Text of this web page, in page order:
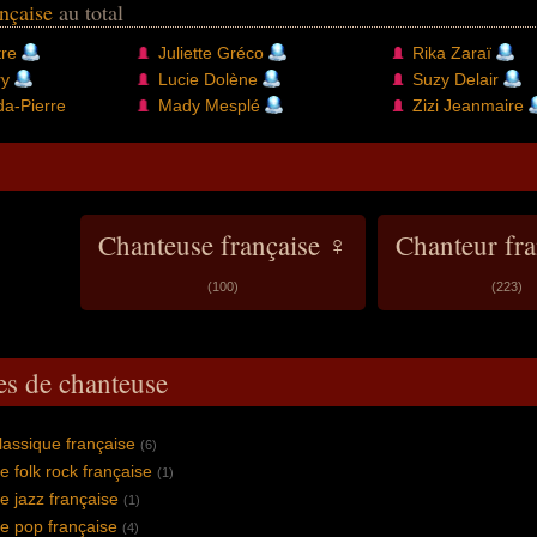
au total
Pierre
Juliette Gréco
Lucie Dolène
Mady Mesplé
Rika Zaraï
Suzy Delair
Zizi Jeanmaire
Chanteuse française ♀
(100)
Chanteur
(223)
de chanteuse
française (6)
folk rock française (1)
jazz française (1)
pop française (4)